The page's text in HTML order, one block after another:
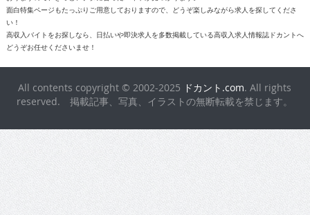
面白特集ページもたっぷりご用意しておりますので、どうぞ楽しみながら求人を探してくださ
い！
高収入バイトをお探しなら、日払いや即決求人を多数掲載している高収入求人情報誌ドカントへ
どうぞお任せくださいませ！
All contents copyright © 2002-2025 ドカント.com. All rights
reserved. 掲載記事、写真、イラストの無断転載を禁じます。